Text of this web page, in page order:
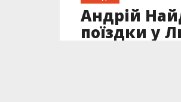
Андрій
поїздки у